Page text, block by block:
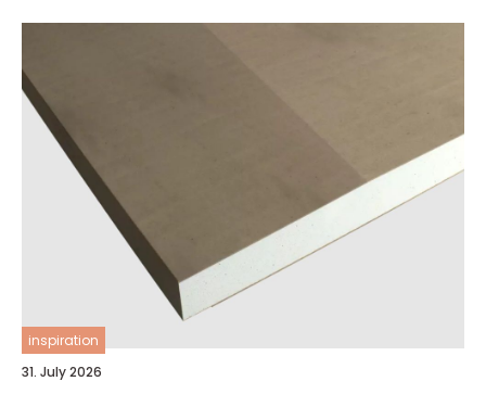
inspiration
31. July 2026